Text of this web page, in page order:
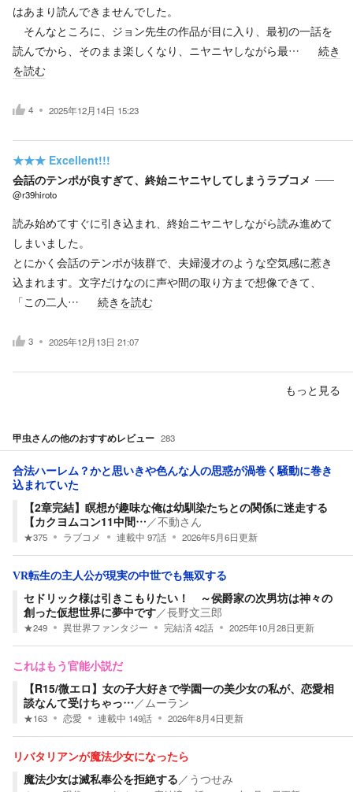
はあまり読んできませんでした。
そんなところに、ジョン先生の作品が目に入り、最初の一話を
読んでから、そのまま楽しくなり、ニヤニヤしながら最…
続き
を読む
4 2025年12月14日 15:23
★★★ Excellent!!!
会話のテンポが良すぎて、終始ニヤニヤしてしまうラブコメ
@r39hiroto
読み始めてすぐに引き込まれ、終始ニヤニヤしながら読み進めて
しまいました。
とにかく会話のテンポが抜群で、夫婦漫才のような空気感に惹き
込まれます。文字だけなのに声や間の取り方まで想像できて、
「この二人…
続きを読む
3 2025年12月13日 21:07
もっと見る
甲虫さんの他のおすすめレビュー 283
合法ハーレム？かと思いきや色んな人の思惑が渦巻く騒動に巻き
込まれていた
【2章完結】瞑想が趣味な俺は幼馴染たちとの関係に迷走する
【カクヨムコン11中間… ／不動さん
★375 ラブコメ 連載中 97話 2026年5月6日更新
VR転生の主人公が現実の中世でも無双する
セドリック様は引きこもりたい！ ～侯爵家の次男坊は神々の
創った仮想世界に夢中です／長野文三郎
★249 異世界ファンタジー 完結済42話 2025年10月28日更新
これはもう官能小説だ
【R15/微エロ】女の子大好きで学園一の美少女の私が、恋愛相
談なんて受けちゃっ… ／ ムーラン
★163 恋愛 連載中 149話 2026年8月4日更新
リバタリアンが魔法少女になったら
魔法少女は滅私奉公を拒絶する ／ うつせみ